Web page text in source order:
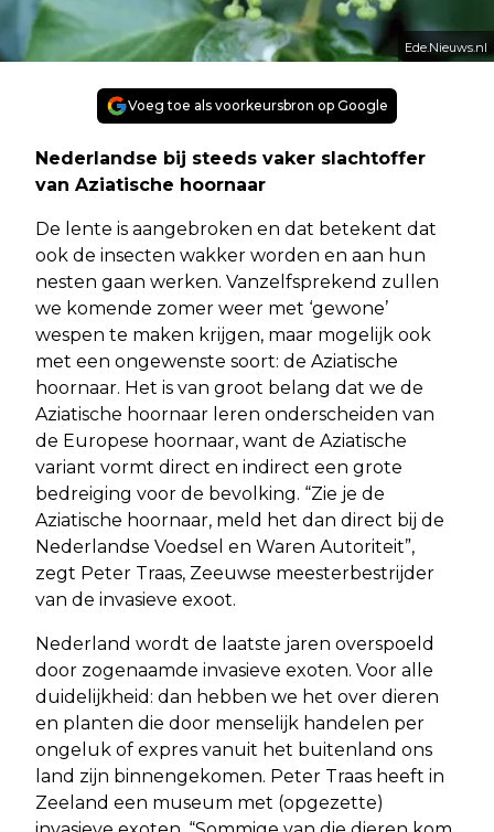
Ede.Nieuws.nl
Voeg toe als voorkeursbron op Google
Nederlandse bij steeds vaker slachtoffer
van Aziatische hoornaar
De lente is aangebroken en dat betekent dat
ook de insecten wakker worden en aan hun
nesten gaan werken. Vanzelfsprekend zullen
we komende zomer weer met ‘gewone’
wespen te maken krijgen, maar mogelijk ook
met een ongewenste soort: de Aziatische
hoornaar. Het is van groot belang dat we de
Aziatische hoornaar leren onderscheiden van
de Europese hoornaar, want de Aziatische
variant vormt direct en indirect een grote
bedreiging voor de bevolking. “Zie je de
Aziatische hoornaar, meld het dan direct bij de
Nederlandse Voedsel en Waren Autoriteit”,
zegt Peter Traas, Zeeuwse meesterbestrijder
van de invasieve exoot.
Nederland wordt de laatste jaren overspoeld
door zogenaamde invasieve exoten. Voor alle
duidelijkheid: dan hebben we het over dieren
en planten die door menselijk handelen per
ongeluk of expres vanuit het buitenland ons
land zijn binnengekomen. Peter Traas heeft in
Zeeland een museum met (opgezette)